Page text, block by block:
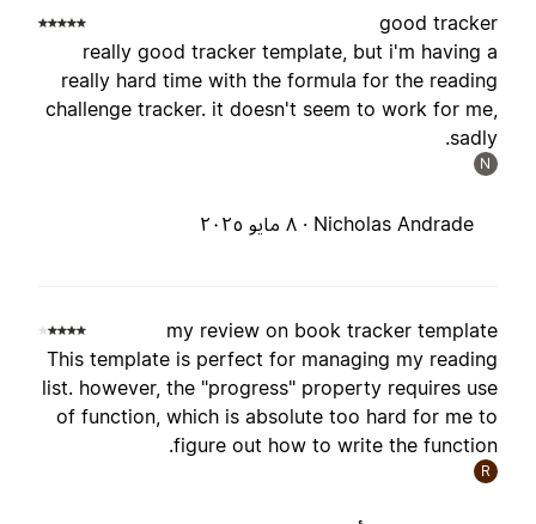
good
really good tracker template, but i'm having
really hard time with the formula for the
challenge tracker. it doesn't seem to work for
Nicholas Andrade · ٨ مايو ٢٠٢٥
my review on book tracker
This template is perfect for managing my
list. however, the "progress" property requires
of function, which is absolute too hard for me
figure out how to write the